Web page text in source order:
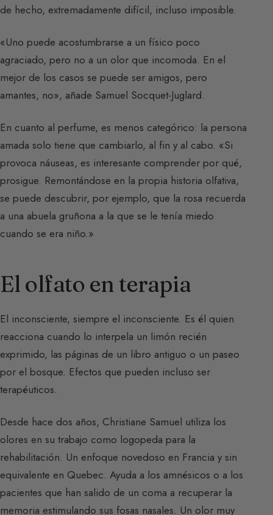
de hecho, extremadamente difícil, incluso imposible.
«Uno puede acostumbrarse a un físico poco
agraciado, pero no a un olor que incomoda. En el
mejor de los casos se puede ser amigos, pero
amantes, no», añade Samuel Socquet-Juglard.
En cuanto al perfume, es menos categórico: la persona
amada solo tiene que cambiarlo, al fin y al cabo. «Si
provoca náuseas, es interesante comprender por qué,
prosigue. Remontándose en la propia historia olfativa,
se puede descubrir, por ejemplo, que la rosa recuerda
a una abuela gruñona a la que se le tenía miedo
cuando se era niño.»
El olfato en terapia
El inconsciente, siempre el inconsciente. Es él quien
reacciona cuando lo interpela un limón recién
exprimido, las páginas de un libro antiguo o un paseo
por el bosque. Efectos que pueden incluso ser
terapéuticos.
Desde hace dos años, Christiane Samuel utiliza los
olores en su trabajo como logopeda para la
rehabilitación. Un enfoque novedoso en Francia y sin
equivalente en Quebec. Ayuda a los amnésicos o a los
pacientes que han salido de un coma a recuperar la
memoria estimulando sus fosas nasales. Un olor muy